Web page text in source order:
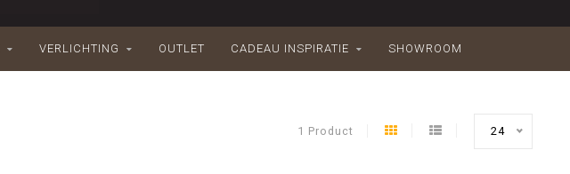
VERLICHTING OUTLET CADEAU INSPIRATIE SHOWROOM
1 Product 24